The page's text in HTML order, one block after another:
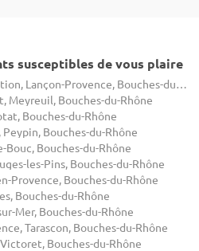
susceptibles de vous plaire
Domaine le Platanium Réception, Lançon-Provence, Bouches-du-Rhône
Meyreuil, Bouches-du-Rhône
Bouches-du-Rhône
Bouches-du-Rhône
Bouc, Bouches-du-Rhône
les-Pins, Bouches-du-Rhône
Provence, Bouches-du-Rhône
Bouches-du-Rhône
Mer, Bouches-du-Rhône
Tarascon, Bouches-du-Rhône
Bouches-du-Rhône